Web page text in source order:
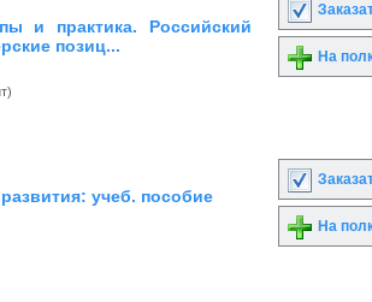
и практика. Российский
позиц...
На
учеб. пособие
На